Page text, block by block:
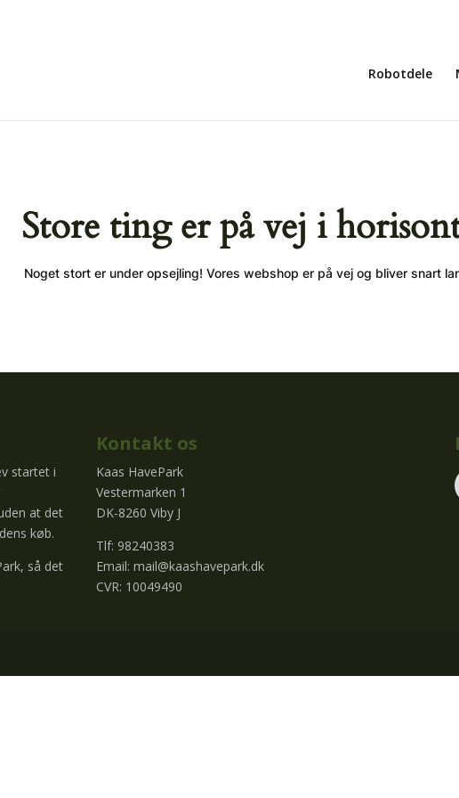
Robotdele
Store ting er på vej i
Noget stort er under opsejling! Vores webshop er på vej og bliver snart
startet i
at det
køb.
så det
Kontakt os
Kaas HavePark
Vestermarken 1
DK-8260 Viby J
Tlf: 98240383
Email:mail@kaashavepark.dk
CVR: 10049490